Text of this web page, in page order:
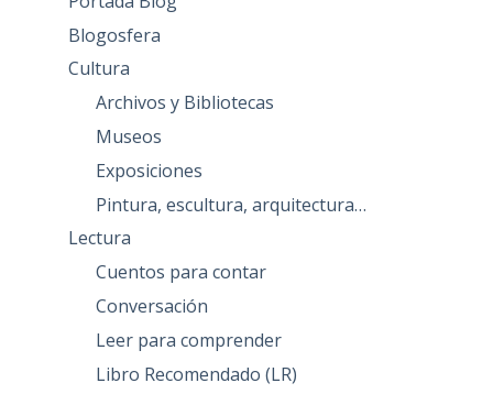
Blogosfera
Cultura
Archivos y Bibliotecas
Museos
Exposiciones
Pintura, escultura, arquitectura…
Lectura
Cuentos para contar
Conversación
Leer para comprender
Libro Recomendado (LR)